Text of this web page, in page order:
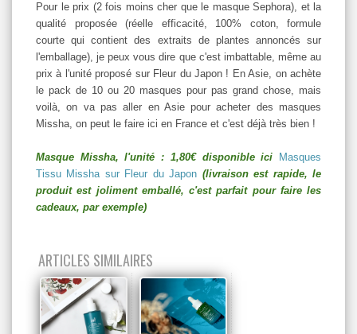
Pour le prix (2 fois moins cher que le masque Sephora), et la
qualité proposée (réelle efficacité, 100% coton, formule
courte qui contient des extraits de plantes annoncés sur
l'emballage), je peux vous dire que c'est imbattable, même au
prix à l'unité proposé sur Fleur du Japon ! En Asie, on achète
le pack de 10 ou 20 masques pour pas grand chose, mais
voilà, on va pas aller en Asie pour acheter des masques
Missha, on peut le faire ici en France et c'est déjà très bien !
Masque Missha, l'unité : 1,80€ disponible ici
Masques
Tissu Missha sur Fleur du Japon (livraison est rapide, le
produit est joliment emballé, c'est parfait pour faire les
cadeaux, par exemple)
ARTICLES SIMILAIRES